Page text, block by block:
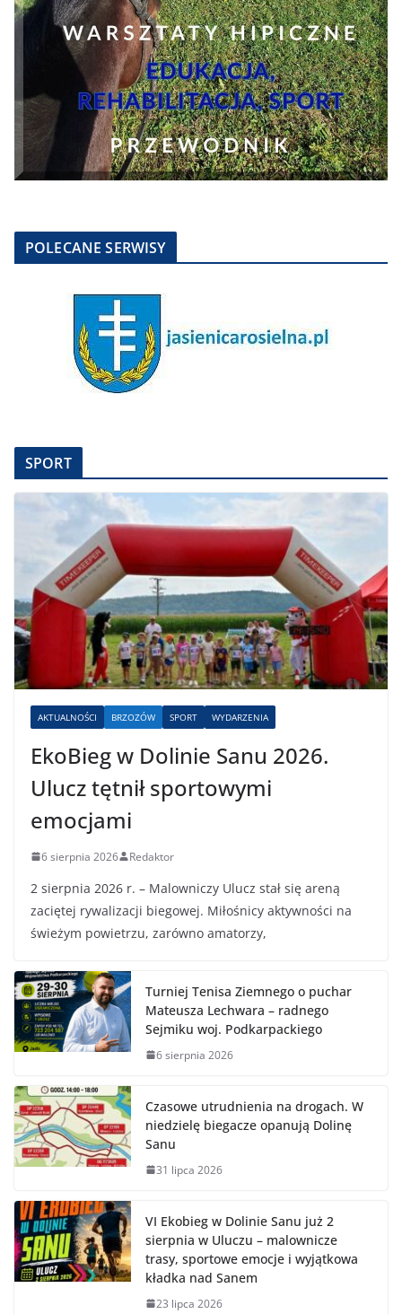
POLECANE SERWISY
SPORT
AKTUALNOŚCI BRZOZÓW SPORT WYDARZENIA
EkoBieg w Dolinie Sanu 2026.
Ulucz tętnił sportowymi
emocjami
6 sierpnia 2026 Redaktor
2 sierpnia 2026 r. – Malowniczy Ulucz stał się areną
zaciętej rywalizacji biegowej. Miłośnicy aktywności na
świeżym powietrzu, zarówno amatorzy,
Turniej Tenisa Ziemnego o puchar
Mateusza Lechwara – radnego
Sejmiku woj. Podkarpackiego
6 sierpnia 2026
Czasowe utrudnienia na drogach. W
niedzielę biegacze opanują Dolinę
Sanu
31 lipca 2026
VI Ekobieg w Dolinie Sanu już 2
sierpnia w Uluczu – malownicze
trasy, sportowe emocje i wyjątkowa
kładka nad Sanem
23 lipca 2026